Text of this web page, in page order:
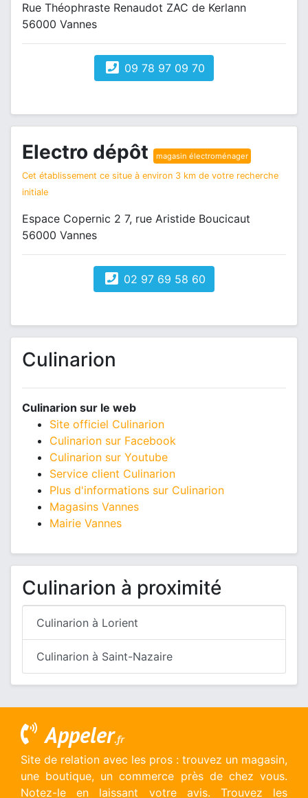
Rue Théophraste Renaudot ZAC de Kerlann
56000 Vannes
09 78 97 09 70
Electro dépôt magasin électroménager
Cet établissement ce situe à environ 3 km de votre recherche
initiale
Espace Copernic 2 7, rue Aristide Boucicaut
56000 Vannes
02 97 69 58 60
Culinarion
Culinarion sur le web
Site officiel Culinarion
Culinarion sur Facebook
Culinarion sur Youtube
Service client Culinarion
Plus d'informations sur Culinarion
Magasins Vannes
Mairie Vannes
Culinarion à proximité
Culinarion à Lorient
Culinarion à Saint-Nazaire
Appeler.fr
Site de relation avec les pros : trouvez un magasin,
une boutique, un commerce près de chez vous.
Notez-le en laissant votre avis. Trouvez les